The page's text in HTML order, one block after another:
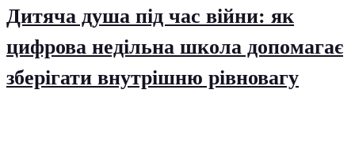
Дитяча душа під час війни: як
цифрова недільна школа допомагає
зберігати внутрішню рівновагу